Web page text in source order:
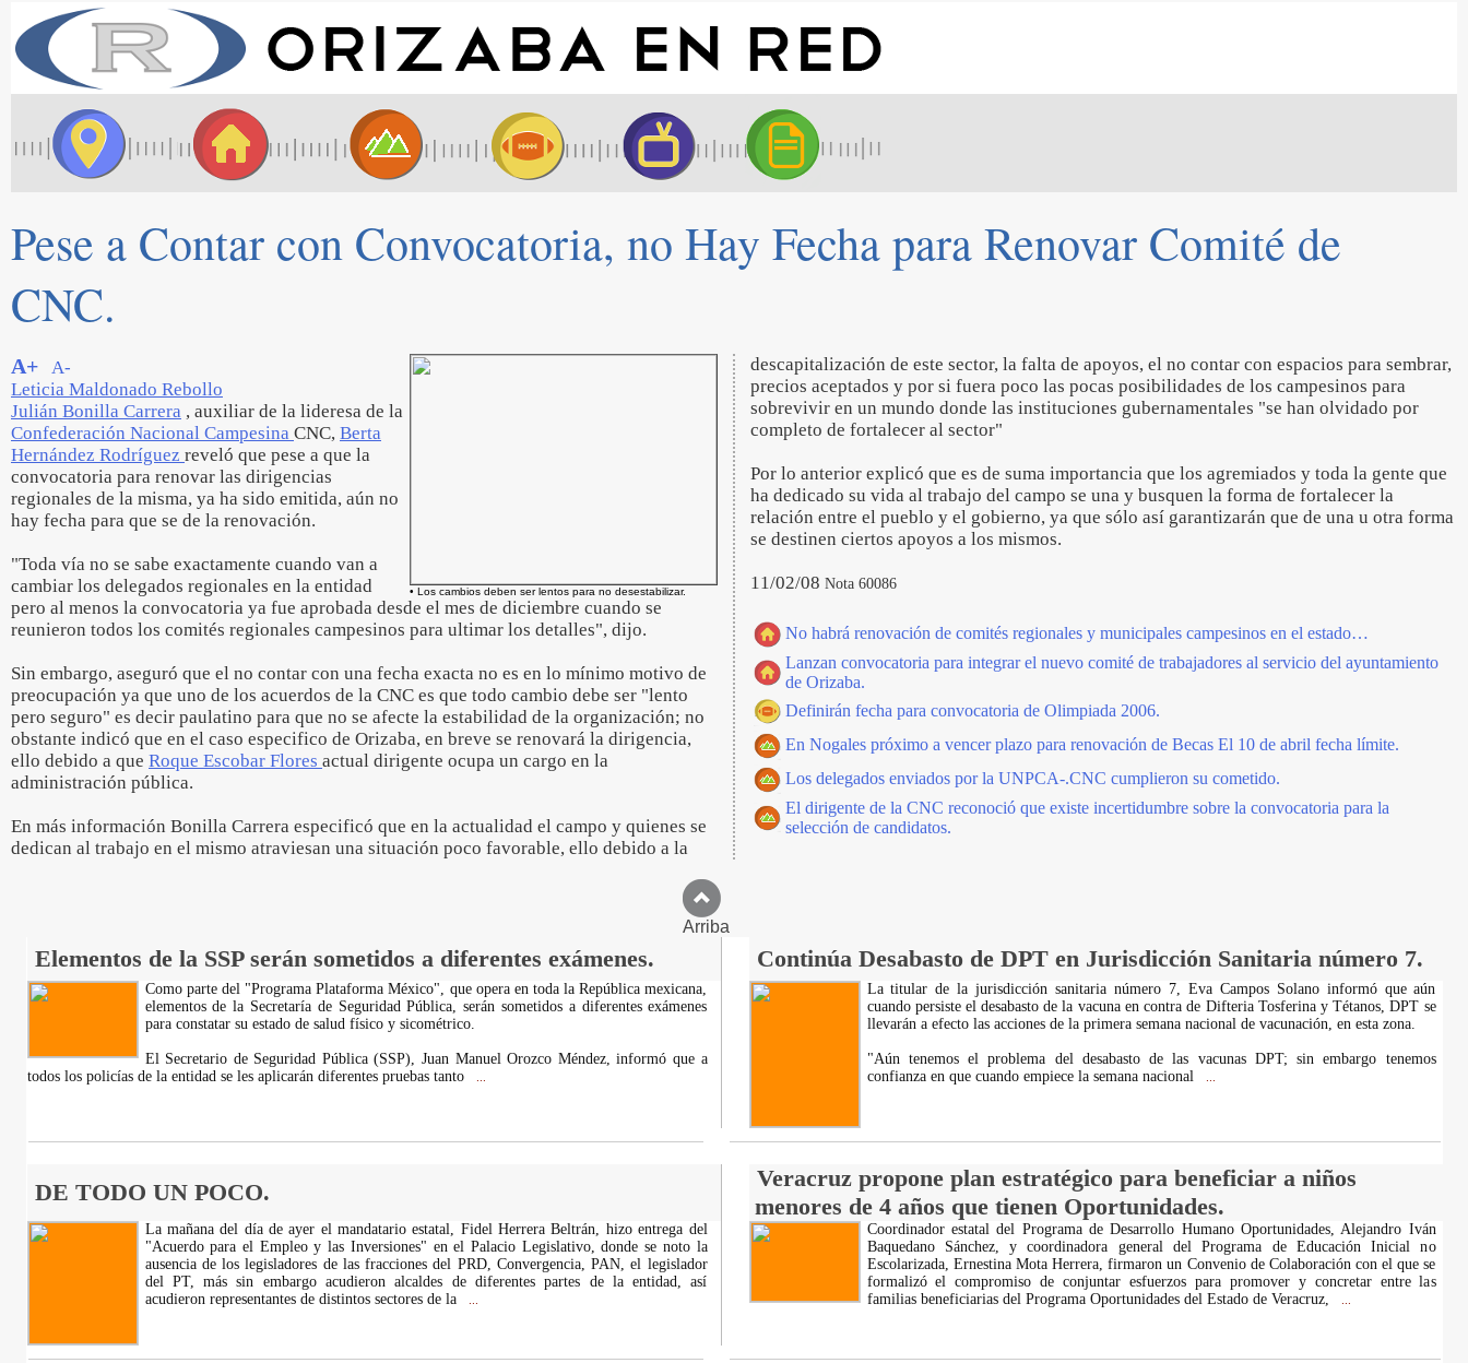
Pese a Contar con Convocatoria, no Hay Fecha para Renovar Comité de
CNC.
• Los cambios deben ser lentos para no desestabilizar.
A+
A-
Leticia Maldonado Rebollo
Julián Bonilla Carrera , auxiliar de la lideresa de la
Confederación Nacional Campesina CNC, Berta
Hernández Rodríguez reveló que pese a que la
convocatoria para renovar las dirigencias
regionales de la misma, ya ha sido emitida, aún no
hay fecha para que se de la renovación.
"Toda vía no se sabe exactamente cuando van a
cambiar los delegados regionales en la entidad
pero al menos la convocatoria ya fue aprobada desde el mes de diciembre cuando se
reunieron todos los comités regionales campesinos para ultimar los detalles", dijo.
Sin embargo, aseguró que el no contar con una fecha exacta no es en lo mínimo motivo de
preocupación ya que uno de los acuerdos de la CNC es que todo cambio debe ser "lento
pero seguro" es decir paulatino para que no se afecte la estabilidad de la organización; no
obstante indicó que en el caso especifico de Orizaba, en breve se renovará la dirigencia,
ello debido a que Roque Escobar Flores actual dirigente ocupa un cargo en la
administración pública.
En más información Bonilla Carrera especificó que en la actualidad el campo y quienes se
dedican al trabajo en el mismo atraviesan una situación poco favorable, ello debido a la
descapitalización de este sector, la falta de apoyos, el no contar con espacios para sembrar,
precios aceptados y por si fuera poco las pocas posibilidades de los campesinos para
sobrevivir en un mundo donde las instituciones gubernamentales "se han olvidado por
completo de fortalecer al sector"
Por lo anterior explicó que es de suma importancia que los agremiados y toda la gente que
ha dedicado su vida al trabajo del campo se una y busquen la forma de fortalecer la
relación entre el pueblo y el gobierno, ya que sólo así garantizarán que de una u otra forma
se destinen ciertos apoyos a los mismos.
11/02/08 Nota 60086
No habrá renovación de comités regionales y municipales campesinos en el estado…
Lanzan convocatoria para integrar el nuevo comité de trabajadores al servicio del ayuntamiento
de Orizaba.
Definirán fecha para convocatoria de Olimpiada 2006.
En Nogales próximo a vencer plazo para renovación de Becas El 10 de abril fecha límite.
Los delegados enviados por la UNPCA-.CNC cumplieron su cometido.
El dirigente de la CNC reconoció que existe incertidumbre sobre la convocatoria para la
selección de candidatos.
Arriba
Elementos de la SSP serán sometidos a diferentes exámenes. Continúa Desabasto de DPT en Jurisdicción Sanitaria número 7.
Como parte del "Programa Plataforma México", que opera en toda la República mexicana,
elementos de la Secretaría de Seguridad Pública, serán sometidos a diferentes exámenes
para constatar su estado de salud físico y sicométrico.
El Secretario de Seguridad Pública (SSP), Juan Manuel Orozco Méndez, informó que a
todos los policías de la entidad se les aplicarán diferentes pruebas tanto
La titular de la jurisdicción sanitaria número 7, Eva Campos Solano informó que aún
cuando persiste el desabasto de la vacuna en contra de Difteria Tosferina y Tétanos, DPT se
llevarán a efecto las acciones de la primera semana nacional de vacunación, en esta zona.
"Aún tenemos el problema del desabasto de las vacunas DPT; sin embargo tenemos
confianza en que cuando empiece la semana nacional
DE TODO UN POCO.
Veracruz propone plan estratégico para beneficiar a niños
menores de 4 años que tienen Oportunidades.
La mañana del día de ayer el mandatario estatal, Fidel Herrera Beltrán, hizo entrega del
"Acuerdo para el Empleo y las Inversiones" en el Palacio Legislativo, donde se noto la
ausencia de los legisladores de las fracciones del PRD, Convergencia, PAN, el legislador
del PT, más sin embargo acudieron alcaldes de diferentes partes de la entidad, así
acudieron representantes de distintos sectores de la
Coordinador estatal del Programa de Desarrollo Humano Oportunidades, Alejandro Iván
Baquedano Sánchez, y coordinadora general del Programa de Educación Inicial no
Escolarizada, Ernestina Mota Herrera, firmaron un Convenio de Colaboración con el que se
formalizó el compromiso de conjuntar esfuerzos para promover y concretar entre las
familias beneficiarias del Programa Oportunidades del Estado de Veracruz,